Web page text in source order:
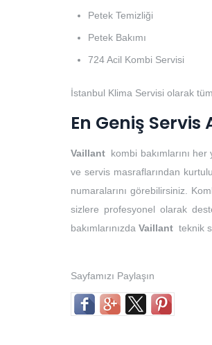
Petek Temizliği
Petek Bakımı
724 Acil Kombi Servisi
İstanbul Klima Servisi olarak
En Geniş Servis
Vaillant kombi bakımlarını
ve servis masraflarından
numaralarını görebilirsiniz.
sizlere profesyonel olarak
bakımlarınızda Vaillant teknik
Sayfamızı Paylaşın